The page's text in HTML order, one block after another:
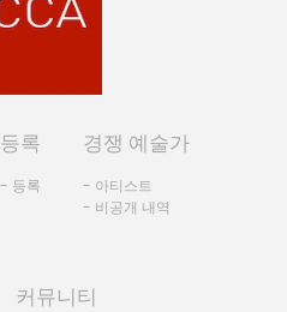
등록
- 등록
경쟁 예술가
- 아티스트
- 비공개 내역
커뮤니티